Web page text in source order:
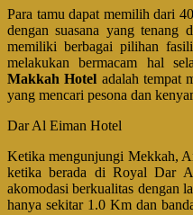
Para tamu dapat memilih dari
dengan suasana yang tenang
memiliki berbagai pilihan
melakukan bermacam hal
Makkah Hotel adalah tempat
yang mencari pesona dan
Dar Al Eiman Hotel
Ketika mengunjungi Mekkah,
ketika berada di Royal Dar
akomodasi berkualitas dengan
hanya sekitar 1.0 Km dan